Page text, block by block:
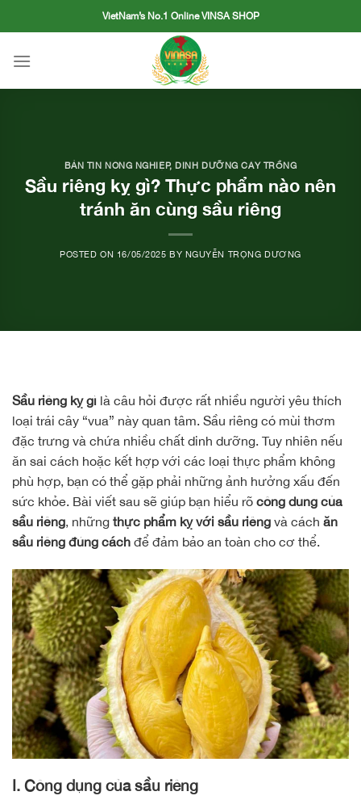
to
VietNam’s No.1 Online VINSA SHOP
BẢN TIN NÔNG NGHIỆP,DINH DƯỠNG CÂY TRỒNG
Sầu riêng kỵ gì? Thực phẩm nào nên
tránh ăn cùng sầu riêng
POSTED ON 16/05/2025 BY NGUYỄN TRỌNG DƯƠNG
Sầu riêng kỵ gì là câu hỏi được rất nhiều người yêu thích
loại trái cây “vua” này quan tâm. Sầu riêng có mùi thơm
đặc trưng và chứa nhiều chất dinh dưỡng. Tuy nhiên nếu
ăn sai cách hoặc kết hợp với các loại thực phẩm không
phù hợp, bạn có thể gặp phải những ảnh hưởng xấu đến
sức khỏe. Bài viết sau sẽ giúp bạn hiểu rõ công dụng của
sầu riêng, những thực phẩm kỵ với sầu riêng và cách ăn
sầu riêng đúng cách để đảm bảo an toàn cho cơ thể.
I. Công dụng của sầu riêng